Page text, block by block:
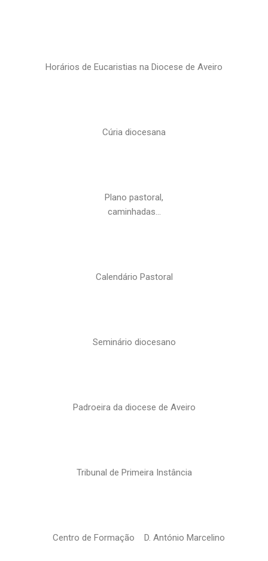
Horários de Eucaristias na Diocese de Aveiro
Cúria diocesana
Plano pastoral,
caminhadas…
Calendário Pastoral
Seminário diocesano
Padroeira da diocese de Aveiro
Tribunal de Primeira Instância
Centro de Formação D. António Marcelino